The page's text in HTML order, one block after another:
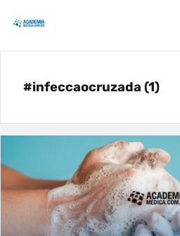
#infeccaocruzada (1)